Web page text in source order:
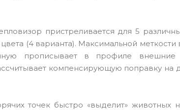
пристреливается для 5
(4 варианта). Максимальной меткости
прописывает в профиле внешние
компенсирующую поправку на
точек быстро «выделит» животных